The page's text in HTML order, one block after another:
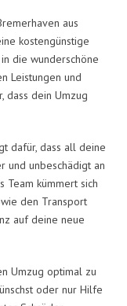
aus
kostengünstige
die wunderschöne
Leistungen und
dass dein Umzug
dafür, dass all deine
und unbeschädigt an
Team kümmert sich
den Transport
auf deine neue
Umzug optimal zu
oder nur Hilfe